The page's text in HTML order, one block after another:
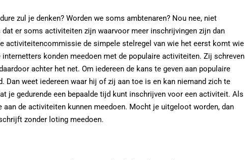
zul je denken? Worden we soms ambtenaren? Nou nee, niet
er soms activiteiten zijn waarvoor meer inschrijvingen zijn dan
activiteitencommissie de simpele stelregel van wie het eerst komt wie
konden meedoen met de populaire activiteiten. Zij schreven
achter het net. Om iedereen de kans te geven aan populaire
weet iedereen waar hij of zij aan toe is en kan niemand zich te
je gedurende een bepaalde tijd kunt inschrijven voor een activiteit. Als
de activiteiten kunnen meedoen. Mocht je uitgeloot worden, dan
zonder loting meedoen.